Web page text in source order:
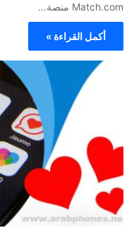
Match.com منصة…
أكمل القراءة »